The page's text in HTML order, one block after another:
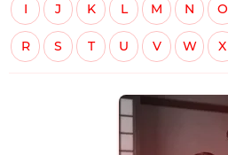
I J K L M N O
R S T U V W X